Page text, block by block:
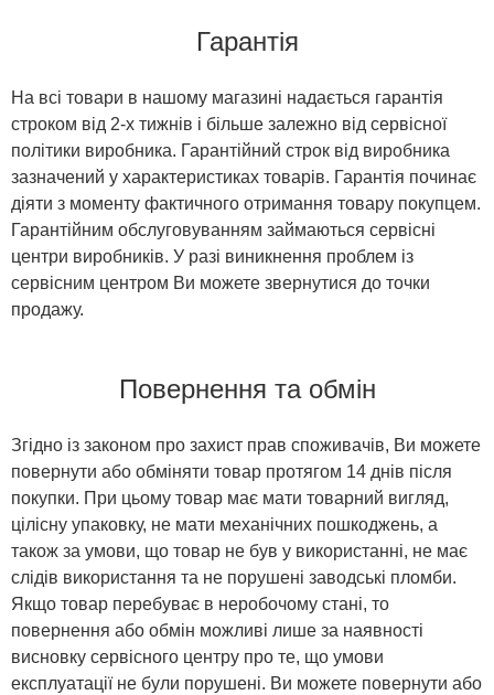
Гарантія
На всі товари в нашому магазині надається гарантія
строком від 2-х тижнів і більше залежно від сервісної
політики виробника. Гарантійний строк від виробника
зазначений у характеристиках товарів. Гарантія починає
діяти з моменту фактичного отримання товару покупцем.
Гарантійним обслуговуванням займаються сервісні
центри виробників. У разі виникнення проблем із
сервісним центром Ви можете звернутися до точки
продажу.
Повернення та обмін
Згідно із законом про захист прав споживачів, Ви можете
повернути або обміняти товар протягом 14 днів після
покупки. При цьому товар має мати товарний вигляд,
цілісну упаковку, не мати механічних пошкоджень, а
також за умови, що товар не був у використанні, не має
слідів використання та не порушені заводські пломби.
Якщо товар перебуває в неробочому стані, то
повернення або обмін можливі лише за наявності
висновку сервісного центру про те, що умови
експлуатації не були порушені. Ви можете повернути або